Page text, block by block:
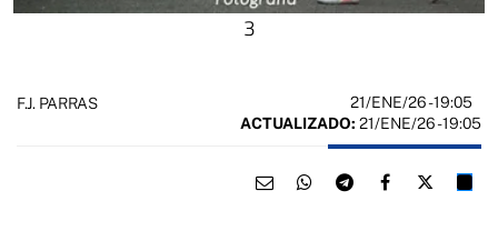
3
F.J. PARRAS 21/ENE/26- 19:05
ACTUALIZADO: 21/ENE/26 - 19:05